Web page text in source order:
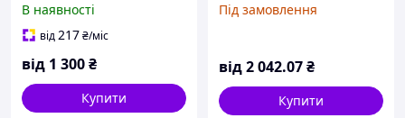
В наявності
від217₴/міс
від 1 300₴
Купити
Під замовлення
від2 042.07₴
Купити